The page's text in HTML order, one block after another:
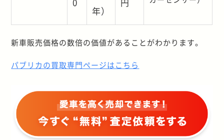
年）
新車販売価格の数倍の価値があることがわかります。
パブリカの買取専門ページはこちら